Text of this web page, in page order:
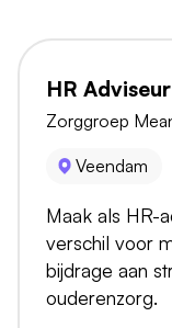
HR Adviseur
Zorggroep
Veendam
Maak als HR-
verschil voor
bijdrage aan
ouderenzorg.